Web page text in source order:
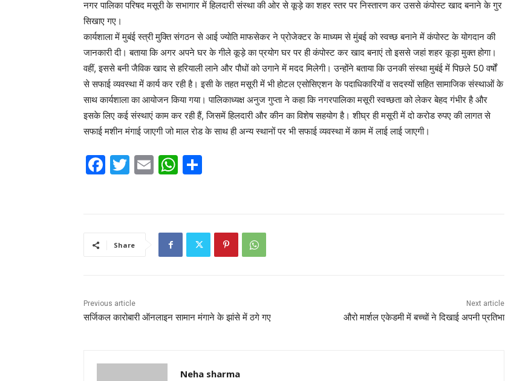
नगर पालिका परिषद मसूरी के सभागार में हिलदारी संस्था की ओर से कूड़े का शहर स्तर पर निस्तारण कर उससे कंपोस्ट खाद बनाने के गुर
सिखाए गए।
कार्यशाला में मुबंई स्त्री मुक्ति संगठन से आई ज्योति माफसेकर ने प्रोजेक्टर के माध्यम से मुंबई को स्वच्छ बनाने में कंपोस्ट के योगदान की
जानकारी दी। बताया कि अगर अपने घर के गीले कूड़े का प्रयोग घर पर ही कंपोस्ट कर खाद बनाएं तो इससे जहां शहर कूड़ा मुक्त होगा।
वहीं, इससे बनी जैविक खाद से हरियाली लाने और पौधों को उगाने में मदद मिलेगी। उन्होंने बताया कि उनकी संस्था मुबंई में पिछले 50 वर्षों
से सफाई व्यवस्था में कार्य कर रही है। इसी के तहत मसूरी में भी होटल एसोसिएशन के पदाधिकारियों व सदस्यों सहित सामाजिक संस्थाओं के
साथ कार्यशाला का आयोजन किया गया। पालिकाध्यक्ष अनुज गुप्ता ने कहा कि नगरपालिका मसूरी स्वच्छता को लेकर बेहद गंभीर है और
इसके लिए कई संस्थाएं काम कर रही हैं, जिसमें हिलदारी और कीन का विशेष सहयोग है। शीघ्र ही मसूरी में दो करोड रुपए की लागत से
सफाई मशीन मंगाई जाएगी जो माल रोड के साथ ही अन्य स्थानों पर भी सफाई व्यवस्था में काम में लाई लाई जाएगी।
F
b
k
T
E
W
A
p
Share
Previous article
सर्जिकल कारोबारी ऑनलाइन सामान मंगाने के झांसे में ठगे गए
Next article
औरो मार्शल एकेडमी में बच्चों ने दिखाई अपनी प्रतिभा
Neha sharma